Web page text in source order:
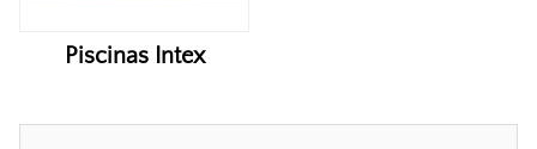
Piscinas Intex